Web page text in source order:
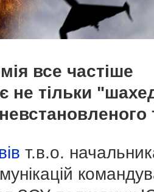
все частіше
не тільки
т.в.о.